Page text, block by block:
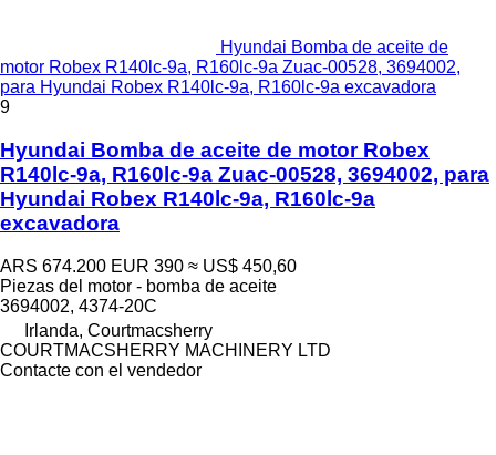
Hyundai Bomba de aceite de
motor Robex R140lc-9a, R160lc-9a Zuac-00528, 3694002,
para Hyundai Robex R140lc-9a, R160lc-9a excavadora
9
Hyundai Bomba de aceite de motor Robex
R140lc-9a, R160lc-9a Zuac-00528, 3694002, para
Hyundai Robex R140lc-9a, R160lc-9a
excavadora
ARS 674.200 EUR 390 ≈ US$ 450,60
Piezas del motor - bomba de aceite
3694002, 4374-20C
Irlanda, Courtmacsherry
COURTMACSHERRY MACHINERY LTD
Contacte con el vendedor